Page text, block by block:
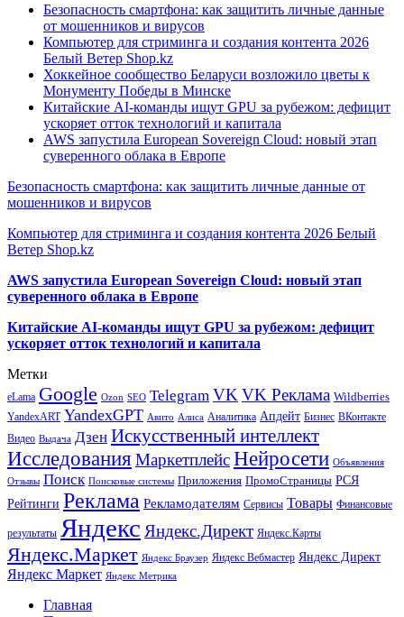
Безопасность смартфона: как защитить личные данные
от мошенников и вирусов
Компьютер для стриминга и создания контента 2026
Белый Ветер Shop.kz
Хоккейное сообщество Беларуси возложило цветы к
Монументу Победы в Минске
Китайские AI-команды ищут GPU за рубежом: дефицит
ускоряет отток технологий и капитала
AWS запустила European Sovereign Cloud: новый этап
суверенного облака в Европе
Безопасность смартфона: как защитить личные данные от
мошенников и вирусов
Компьютер для стриминга и создания контента 2026 Белый
Ветер Shop.kz
AWS запустила European Sovereign Cloud: новый этап
суверенного облака в Европе
Китайские AI-команды ищут GPU за рубежом: дефицит
ускоряет отток технологий и капитала
Метки
eLama Google Ozon SEO Telegram VK VK Реклама Wildberries
YandexART YandexGPT Авито Алиса Аналитика Апдейт Бизнес ВКонтакте
Видео Выдача Дзен Искусственный интеллект
Исследования МаркетплейсНейросети Объявления
Отзывы Поиск Поисковые системы Приложения ПромоСтраницы РСЯ
Рейтинги Реклама Рекламодателям Сервисы Товары Финансовые
результаты Яндекс Яндекс.Директ Яндекс.Карты
Яндекс.Маркет Яндекс Браузер Яндекс Вебмастер Яндекс Директ
Яндекс Маркет Яндекс Метрика
Главная